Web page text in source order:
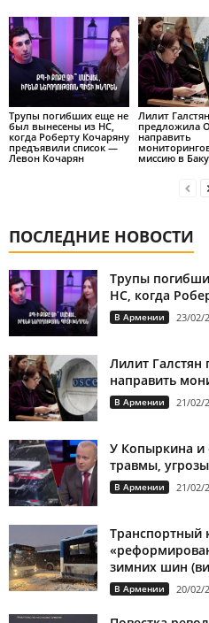
Трупы погибших еще не
был вынесены из НС,
когда Роберту Кочаряну
предъявили список —
Левон Кочарян
Лилит Галстян
предложила
направить
миссию в Баку
ПОСЛЕДНИЕ НОВОСТИ
Трупы
НС, когда
В Армении 23/02/
Лилит
направить
В Армении 21/02/
У Копыркина и
травмы,
В Армении 21/02/
Транспортный
зимних шин
В Армении 20/02/